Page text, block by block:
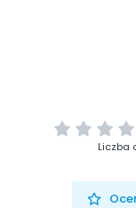
Liczba